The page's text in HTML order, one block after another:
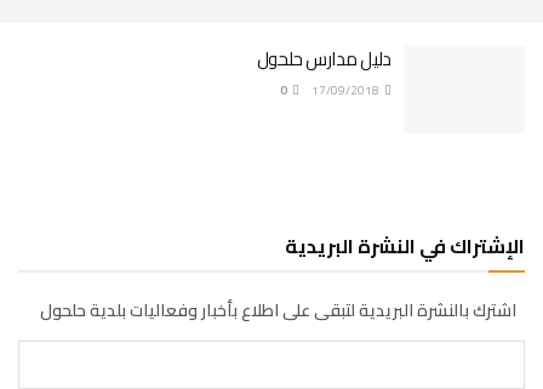
دليل مدارس حلحول
الإشتراك في النشرة البريدية
اشترك بالنشرة البريدية لتبقى على اطلاع بأخبار وفعاليات بلدية حلحول